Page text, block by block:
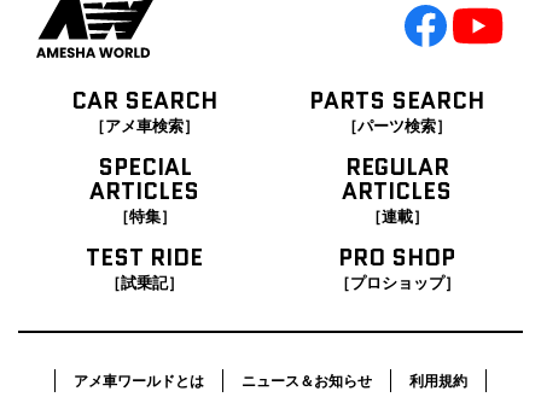
CAR SEARCH
［アメ車検索］
PARTS SEARCH
［パーツ検索］
SPECIAL
ARTICLES
［特集］
REGULAR
ARTICLES
［連載］
TEST RIDE
［試乗記］
PRO SHOP
［プロショップ］
アメ車ワールドとは ニュース＆お知らせ 利用規約